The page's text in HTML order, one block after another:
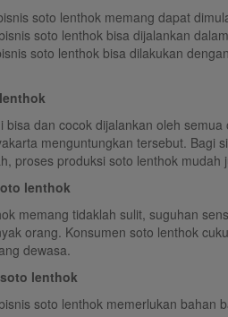
soto lenthok memang dapat
soto lenthok bisa dijalankan
soto lenthok bisa dilakukan
bisa dan cocok dijalankan oleh
menguntungkan tersebut. Bagi
proses produksi soto lenthok mudah
lenthok
memang tidaklah sulit, suguhan
orang. Konsumen soto lenthok
dewasa.
lenthok
soto lenthok memerlukan bahan